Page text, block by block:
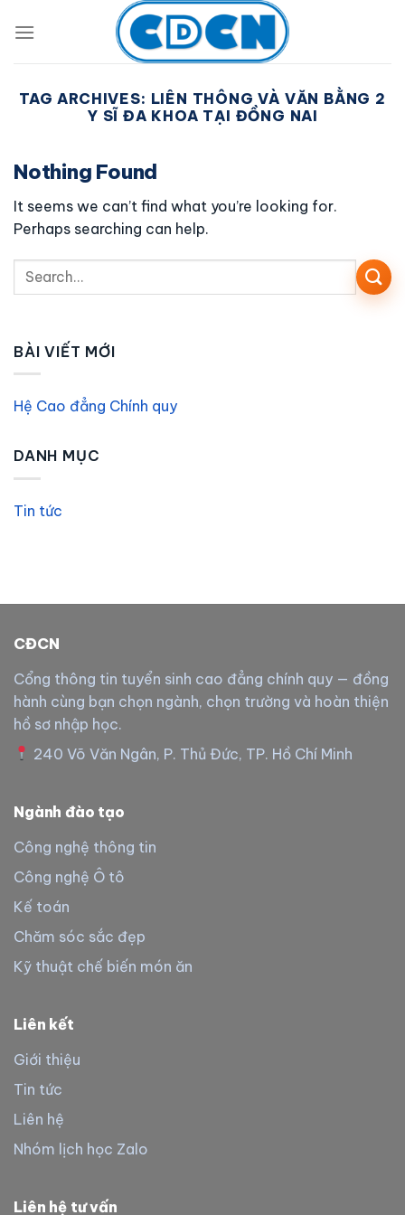
TAG ARCHIVES: LIÊN THÔNG VÀ VĂN BẰNG 2
Y SĨ ĐA KHOA TẠI ĐỒNG NAI
Nothing Found
It seems we can’t find what you’re looking for.
Perhaps searching can help.
BÀI VIẾT MỚI
Hệ Cao đẳng Chính quy
DANH MỤC
Tin tức
CĐCN
Cổng thông tin tuyển sinh cao đẳng chính quy — đồng
hành cùng bạn chọn ngành, chọn trường và hoàn thiện
hồ sơ nhập học.
240 Võ Văn Ngân, P. Thủ Đức, TP. Hồ Chí Minh
Ngành đào tạo
Công nghệ thông tin
Công nghệ Ô tô
Kế toán
Chăm sóc sắc đẹp
Kỹ thuật chế biến món ăn
Liên kết
Giới thiệu
Tin tức
Liên hệ
Nhóm lịch học Zalo
Liên hệ tư vấn